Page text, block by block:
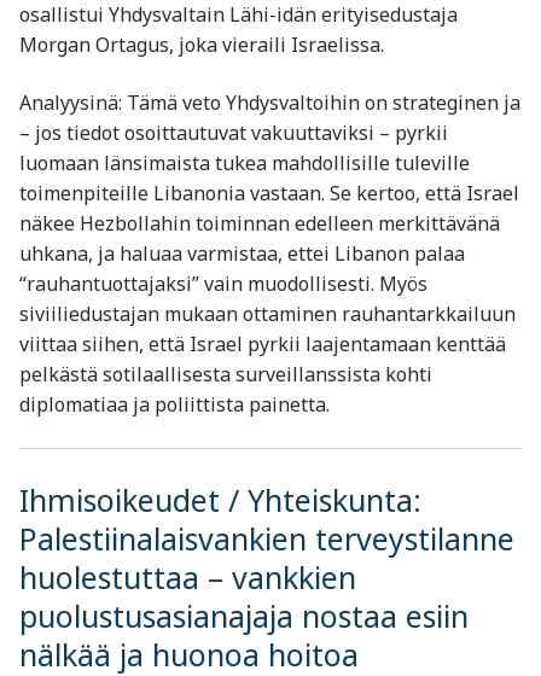
osallistui Yhdysvaltain Lähi-idän erityisedustaja
Morgan Ortagus, joka vieraili Israelissa.
Analyysinä: Tämä veto Yhdysvaltoihin on strateginen ja
– jos tiedot osoittautuvat vakuuttaviksi – pyrkii
luomaan länsimaista tukea mahdollisille tuleville
toimenpiteille Libanonia vastaan. Se kertoo, että Israel
näkee Hezbollahin toiminnan edelleen merkittävänä
uhkana, ja haluaa varmistaa, ettei Libanon palaa
“rauhantuottajaksi” vain muodollisesti. Myös
siviiliedustajan mukaan ottaminen rauhantarkkailuun
viittaa siihen, että Israel pyrkii laajentamaan kenttää
pelkästä sotilaallisesta surveillanssista kohti
diplomatiaa ja poliittista painetta.
Ihmisoikeudet / Yhteiskunta:
Palestiinalaisvankien terveystilanne
huolestuttaa – vankkien
puolustusasianajaja nostaa esiin
nälkää ja huonoa hoitoa